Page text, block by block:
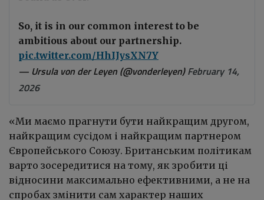
So, it is in our common interest to be
ambitious about our partnership.
pic.twitter.com/HhIJysXN7Y
— Ursula von der Leyen (@vonderleyen)February 14,
2026
«Ми маємо прагнути бути найкращим другом,
найкращим сусідом і найкращим партнером
Європейського Союзу. Британським політикам
варто зосередитися на тому, як зробити ці
відносини максимально ефективними, а не на
спробах змінити сам характер наших